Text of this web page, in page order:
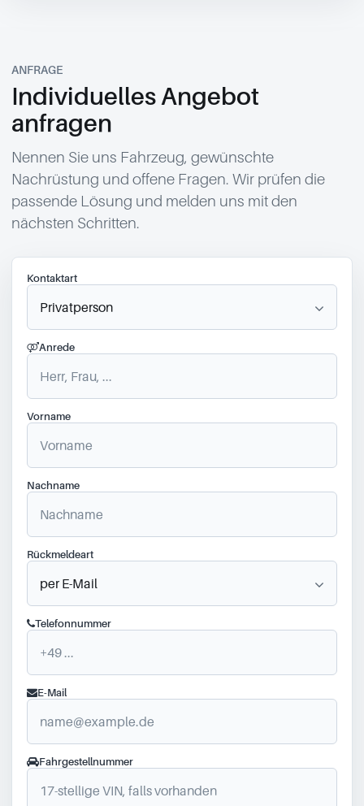
ANFRAGE
Individuelles Angebot
anfragen
Nennen Sie uns Fahrzeug, gewünschte
Nachrüstung und offene Fragen. Wir prüfen die
passende Lösung und melden uns mit den
nächsten Schritten.
Kontaktart
Anrede
Vorname
Nachname
Rückmeldeart
Telefonnummer
E-Mail
Fahrgestellnummer